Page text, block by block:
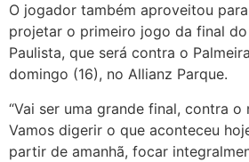
O jogador também aproveitou
projetar o primeiro jogo da final
Paulista, que será contra o
domingo (16), no Allianz Parque.
“Vai ser uma grande final, contra o
Vamos digerir o que aconteceu
partir de amanhã, focar